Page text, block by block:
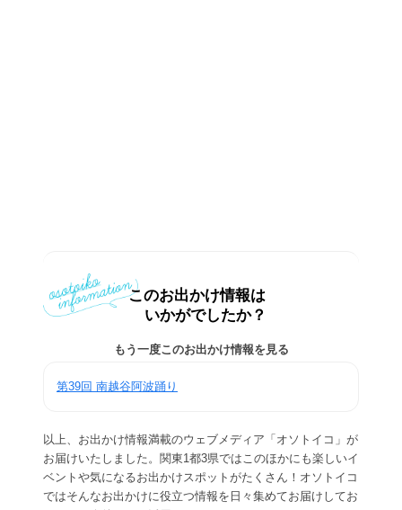
このお出かけ情報は
いかがでしたか？
もう一度このお出かけ情報を見る
第39回 南越谷阿波踊り
以上、お出かけ情報満載のウェブメディア「オソトイコ」が
お届けいたしました。関東1都3県ではこのほかにも楽しいイ
ベントや気になるお出かけスポットがたくさん！オソトイコ
ではそんなお出かけに役立つ情報を日々集めてお届けしてお